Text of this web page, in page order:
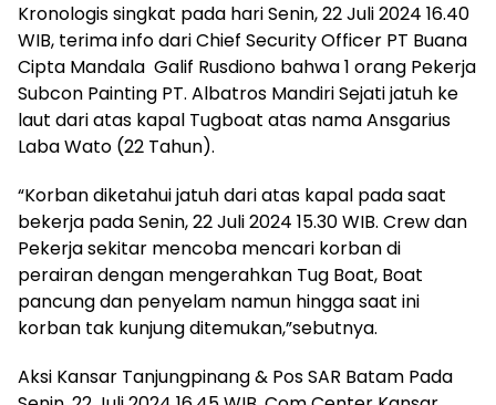
Kronologis singkat pada hari Senin, 22 Juli 2024 16.40
WIB, terima info dari Chief Security Officer PT Buana
Cipta Mandala Galif Rusdiono bahwa 1 orang Pekerja
Subcon Painting PT. Albatros Mandiri Sejati jatuh ke
laut dari atas kapal Tugboat atas nama Ansgarius
Laba Wato (22 Tahun).
“Korban diketahui jatuh dari atas kapal pada saat
bekerja pada Senin, 22 Juli 2024 15.30 WIB. Crew dan
Pekerja sekitar mencoba mencari korban di
perairan dengan mengerahkan Tug Boat, Boat
pancung dan penyelam namun hingga saat ini
korban tak kunjung ditemukan,”sebutnya.
Aksi Kansar Tanjungpinang & Pos SAR Batam Pada